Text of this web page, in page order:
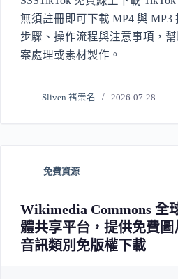
無須註冊即可下載 MP4 與 MP3
步驟、操作流程與注意事項，
案處理或素材製作。
Sliven 褚崇名 2026-07-28
免費資源
Wikimedia Commons 全
體共享平台，提供免費圖
音訊類別免版權下載